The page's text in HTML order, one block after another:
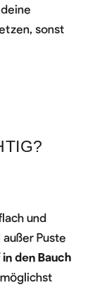
sonst
und
Puste
den Bauch